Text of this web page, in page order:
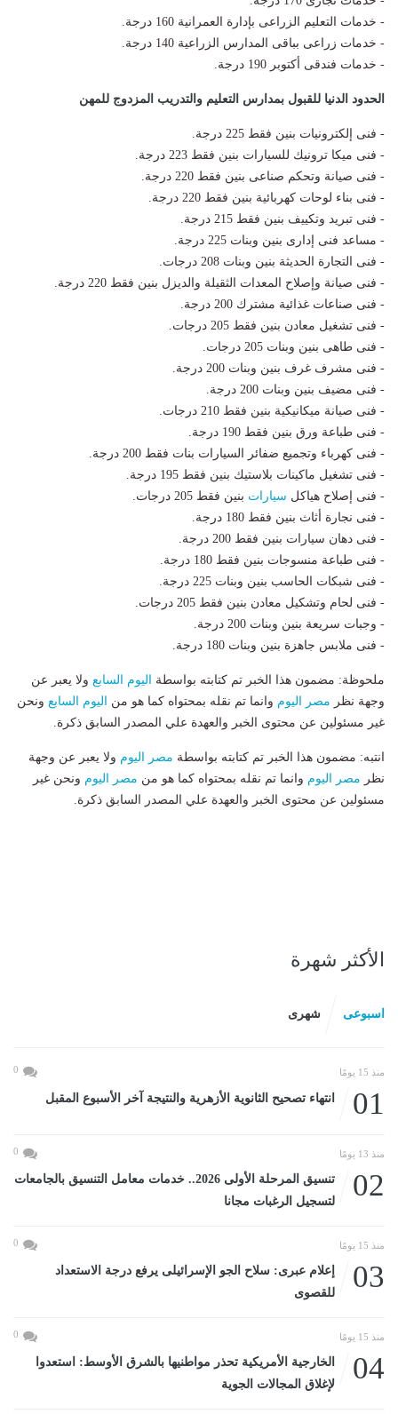
- خدمات التعليم الزراعى بإدارة العمرانية 160 درجة.
- خدمات زراعى بباقى المدارس الزراعية 140 درجة.
- خدمات فندقى أكتوبر 190 درجة.
الحدود الدنيا للقبول بمدارس التعليم والتدريب المزدوج للمهن
- فنى إلكترونيات بنين فقط 225 درجة.
- فنى ميكا ترونيك للسيارات بنين فقط 223 درجة.
- فنى صيانة وتحكم صناعى بنين فقط 220 درجة.
- فنى بناء لوحات كهربائية بنين فقط 220 درجة.
- فنى تبريد وتكييف بنين فقط 215 درجة.
- مساعد فنى إدارى بنين وبنات 225 درجة.
- فنى التجارة الحديثة بنين وبنات 208 درجات.
- فنى صيانة وإصلاح المعدات الثقيلة والديزل بنين فقط 220 درجة.
- فنى صناعات غذائية مشترك 200 درجة.
- فنى تشغيل معادن بنين فقط 205 درجات.
- فنى طاهى بنين وبنات 205 درجات.
- فنى مشرف غرف بنين وبنات 200 درجة.
- فنى مضيف بنين وبنات 200 درجة.
- فنى صيانة ميكانيكية بنين فقط 210 درجات.
- فنى طباعة ورق بنين فقط 190 درجة.
- فنى كهرباء وتجميع ضفائر السيارات بنات فقط 200 درجة.
- فنى تشغيل ماكينات بلاستيك بنين فقط 195 درجة.
- فنى إصلاح هياكل سيارات بنين فقط 205 درجات.
- فنى نجارة أثاث بنين فقط 180 درجة.
- فنى دهان سيارات بنين فقط 200 درجة.
- فنى طباعة منسوجات بنين فقط 180 درجة.
- فنى شبكات الحاسب بنين وبنات 225 درجة.
- فنى لحام وتشكيل معادن بنين فقط 205 درجات.
- وجبات سريعة بنين وبنات 200 درجة.
- فنى ملابس جاهزة بنين وبنات 180 درجة.
ملحوظة: مضمون هذا الخبر تم كتابته بواسطة اليوم السابع ولا يعبر عن
وجهة نظر مصر اليوم وانما تم نقله بمحتواه كما هو من اليوم السابع ونحن
غير مسئولين عن محتوى الخبر والعهدة علي المصدر السابق ذكرة.
انتبه: مضمون هذا الخبر تم كتابته بواسطة مصر اليوم ولا يعبر عن وجهة
نظر مصر اليوم وانما تم نقله بمحتواه كما هو من مصر اليوم ونحن غير
مسئولين عن محتوى الخبر والعهدة علي المصدر السابق ذكرة.
الأكثر شهرة
اسبوعى شهرى
منذ 15 يومًا 0
01 انتهاء تصحيح الثانوية الأزهرية والنتيجة آخر الأسبوع المقبل
منذ 13 يومًا 0
02
تنسيق المرحلة الأولى 2026.. خدمات معامل التنسيق بالجامعات
لتسجيل الرغبات مجانا
منذ 15 يومًا 0
03
إعلام عبرى: سلاح الجو الإسرائيلى يرفع درجة الاستعداد
للقصوى
منذ 15 يومًا 0
04
الخارجية الأمريكية تحذر مواطنيها بالشرق الأوسط: استعدوا
لإغلاق المجالات الجوية